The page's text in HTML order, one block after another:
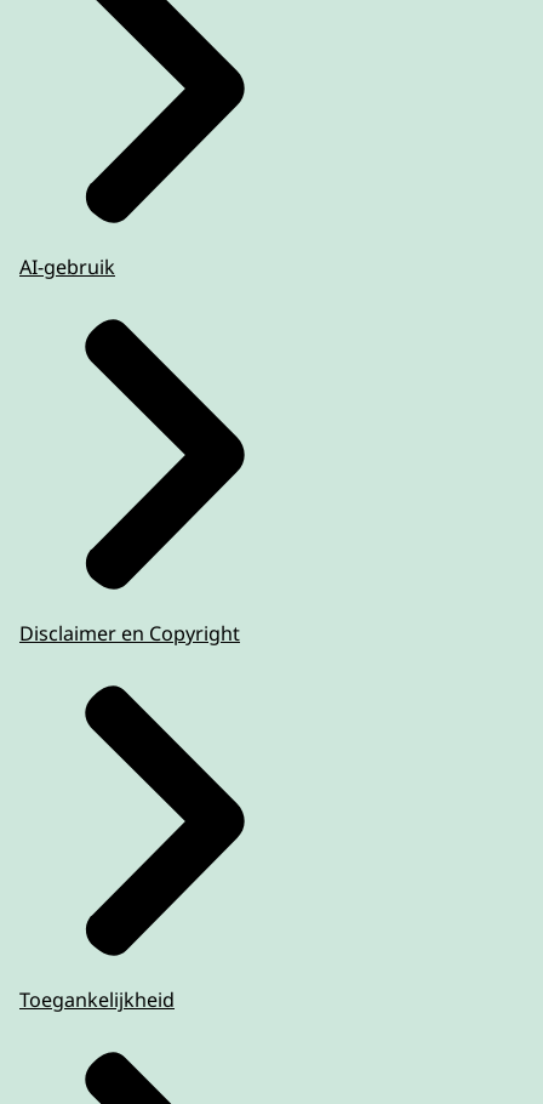
AI-gebruik
Disclaimer en Copyright
Toegankelijkheid